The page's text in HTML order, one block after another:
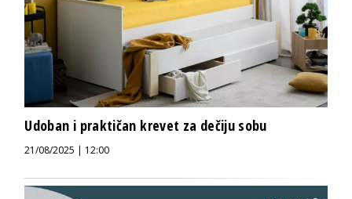
Udoban i praktičan krevet za dečiju sobu
21/08/2025 | 12:00